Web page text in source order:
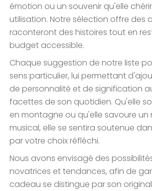
émotion ou un souvenir qu'elle
utilisation. Notre sélection offre des
raconteront des histoires tout en
budget accessible.
Chaque suggestion de notre liste
sens particulier, lui permettant
de personnalité et de signification
facettes de son quotidien. Qu'elle
en montagne ou qu'elle savoure un
musical, elle se sentira soutenue
par votre choix réfléchi.
Nous avons envisagé des
novatrices et tendances, afin de
cadeau se distingue par son